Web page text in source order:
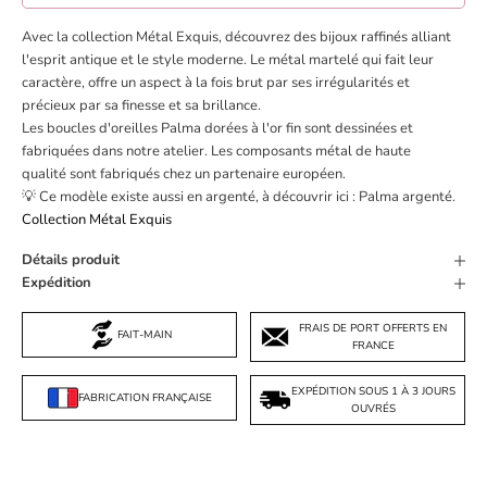
Avec la collection Métal Exquis, découvrez des bijoux raffinés alliant
l'esprit antique et le style moderne. Le métal martelé qui fait leur
caractère, offre un aspect à la fois brut par ses irrégularités et
précieux par sa finesse et sa brillance.
Les boucles d'oreilles Palma dorées à l'or fin sont dessinées et
fabriquées dans notre atelier. Les composants métal de haute
qualité sont fabriqués chez un partenaire européen.
💡 Ce modèle existe aussi en argenté, à découvrir ici : Palma argenté.
Collection Métal Exquis
Détails produit
Expédition
FAIT-MAIN
FRAIS DE PORT OFFERTS EN
FRANCE
FABRICATION FRANÇAISE
EXPÉDITION SOUS 1 À 3 JOURS
OUVRÉS